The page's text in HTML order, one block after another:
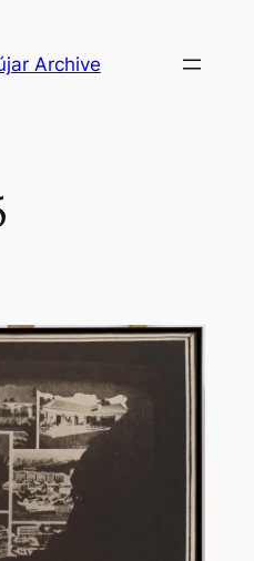
Archive